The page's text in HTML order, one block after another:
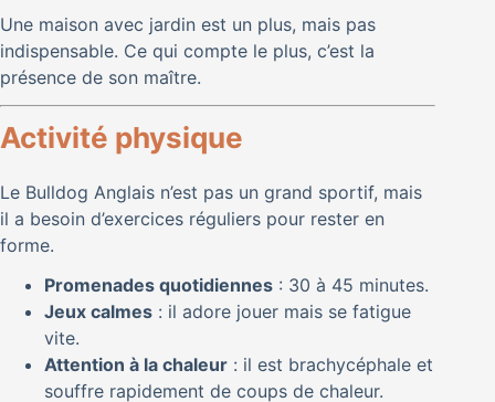
Une maison avec jardin est un plus, mais pas
indispensable. Ce qui compte le plus, c’est la
présence de son maître.
Activité physique
Le Bulldog Anglais n’est pas un grand sportif, mais
il a besoin d’exercices réguliers pour rester en
forme.
Promenades quotidiennes : 30 à 45 minutes.
Jeux calmes : il adore jouer mais se fatigue
vite.
Attention à la chaleur : il est brachycéphale et
souffre rapidement de coups de chaleur.